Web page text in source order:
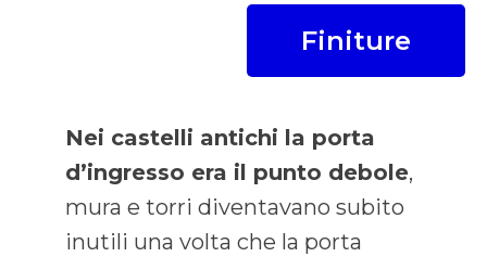
Finiture
Nei castelli antichi la porta
d’ingresso era il punto debole,
mura e torri diventavano subito
inutili una volta che la porta